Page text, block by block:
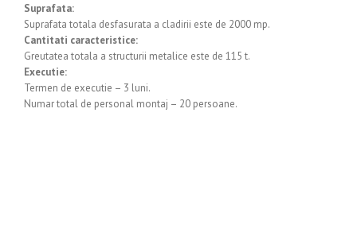
Suprafata:
Suprafata totala desfasurata a cladirii este de 2000 mp.
Cantitati caracteristice:
Greutatea totala a structurii metalice este de 115 t.
Executie:
Termen de executie – 3 luni.
Numar total de personal montaj – 20 persoane.